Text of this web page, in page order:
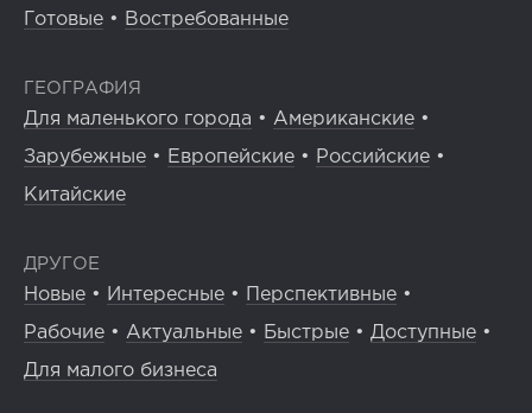
Готовые • Востребованные
ГЕОГРАФИЯ
Для маленького города • Американские •
Зарубежные • Европейские • Российские •
Китайские
ДРУГОЕ
Новые • Интересные • Перспективные •
Рабочие • Актуальные • Быстрые • Доступные •
Для малого бизнеса